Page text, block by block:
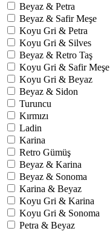
Beyaz & Petra
Beyaz & Safir Meşe
Koyu Gri & Petra
Koyu Gri & Silves
Beyaz & Retro Taş
Koyu Gri & Safir Meşe
Koyu Gri & Beyaz
Beyaz & Sidon
Turuncu
Kırmızı
Ladin
Karina
Retro Gümüş
Beyaz & Karina
Beyaz & Sonoma
Karina & Beyaz
Koyu Gri & Karina
Koyu Gri & Sonoma
Petra & Beyaz